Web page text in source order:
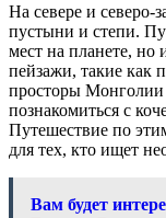
На севере и северо-
пустыни и степи.
мест на планете, но
пейзажи, такие как
просторы Монголии
познакомиться с
Путешествие по
для тех, кто ищет
Вам будет